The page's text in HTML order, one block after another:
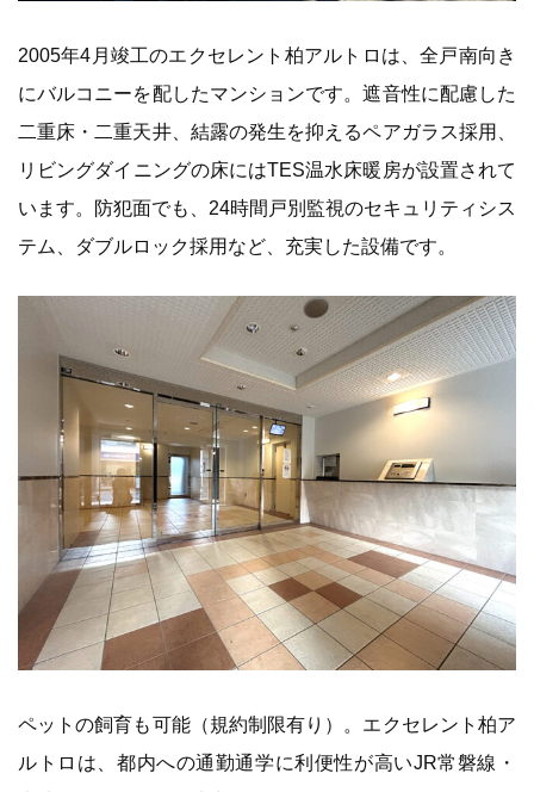
2005年4月竣工のエクセレント柏アルトロは、全戸南向き
にバルコニーを配したマンションです。遮音性に配慮した
二重床・二重天井、結露の発生を抑えるペアガラス採用、
リビングダイニングの床にはTES温水床暖房が設置されて
います。防犯面でも、24時間戸別監視のセキュリティシス
テム、ダブルロック採用など、充実した設備です。
ペットの飼育も可能（規約制限有り）。エクセレント柏ア
ルトロは、都内への通勤通学に利便性が高いJR常磐線・